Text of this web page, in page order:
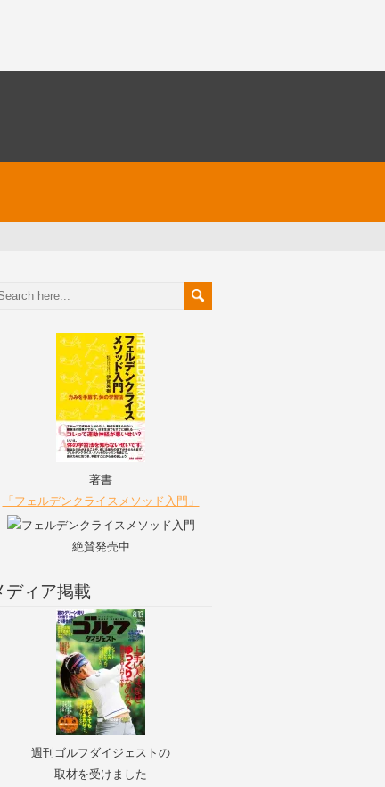
著書
「フェルデンクライスメソッド入門」
絶賛発売中
ディア掲載
週刊ゴルフダイジェストの
取材を受けました